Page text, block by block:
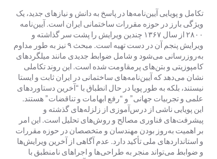
تکامل و پویایی آیین‌نامه‌ها در پاسخ به دانش و نیازهای جدید، یک
ویژگی بارز در حوزه مقررات ساختمانی ایران است. آیین‌نامه
۲۸۰۰ از سال ۱۳۶۷ چندین ویرایش را پشت سر گذاشته و
ویرایش پنجم آن در دست تهیه است. مبحث ۹ نیز به طور مداوم
به‌روزرسانی می‌شود و شامل ضوابط جدیدی مانند میلگردهای
کامپوزیتی و بتن‌های پرمقاومت شده است. این روند تکاملی
نشان می‌دهد که آیین‌نامه‌های ساختمانی در ایران ثابت و ایستا
نیستند، بلکه به طور پویا در حال انطباق با “آخرین دستاوردهای
علمی و تجربیات جهانی” و “رفع ابهامات و تناقضات” هستند.
این پویایی ناشی از درس‌آموزی از زلزله‌های گذشته و
پیشرفت‌های فناوری مصالح و روش‌های تحلیل است. این امر
بر اهمیت به‌روز بودن مهندسان و متخصصان در حوزه مقررات
و استانداردهای ملی تأکید دارد. عدم آگاهی از آخرین ویرایش‌ها
و ضوابط می‌تواند منجر به طراحی‌ها و اجراهای نامنطبق با